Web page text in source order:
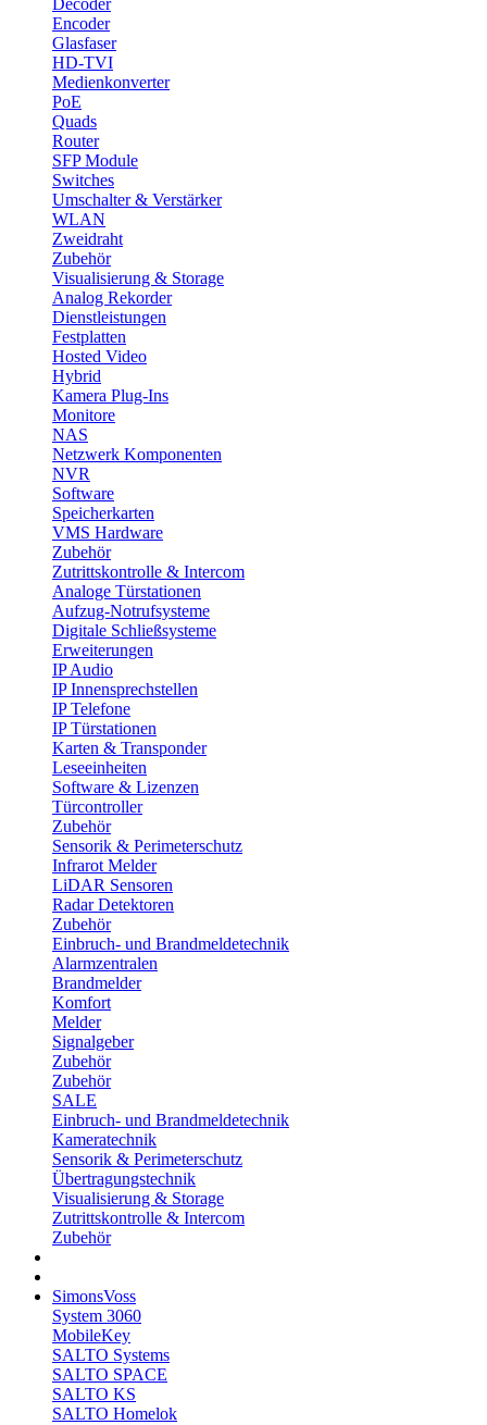
Encoder
Glasfaser
HD-TVI
Medienkonverter
PoE
Quads
Router
SFP Module
Switches
Umschalter & Verstärker
WLAN
Zweidraht
Zubehör
Visualisierung & Storage
Analog Rekorder
Dienstleistungen
Festplatten
Hosted Video
Hybrid
Kamera Plug-Ins
Monitore
NAS
Netzwerk Komponenten
NVR
Software
Speicherkarten
VMS Hardware
Zubehör
Zutrittskontrolle & Intercom
Analoge Türstationen
Aufzug-Notrufsysteme
Digitale Schließsysteme
Erweiterungen
IP Audio
IP Innensprechstellen
IP Telefone
IP Türstationen
Karten & Transponder
Leseeinheiten
Software & Lizenzen
Türcontroller
Zubehör
Sensorik & Perimeterschutz
Infrarot Melder
LiDAR Sensoren
Radar Detektoren
Zubehör
Einbruch- und Brandmeldetechnik
Alarmzentralen
Brandmelder
Komfort
Melder
Signalgeber
Zubehör
Zubehör
SALE
Einbruch- und Brandmeldetechnik
Kameratechnik
Sensorik & Perimeterschutz
Übertragungstechnik
Visualisierung & Storage
Zutrittskontrolle & Intercom
Zubehör
SimonsVoss
System 3060
MobileKey
SALTO Systems
SALTO SPACE
SALTO KS
SALTO Homelok